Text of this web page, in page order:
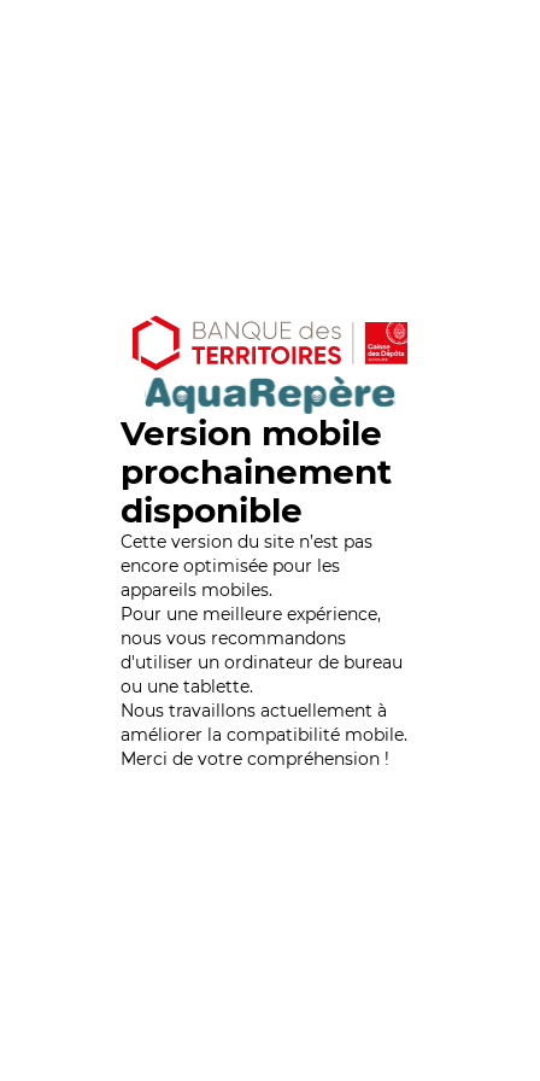
Version mobile
prochainement
disponible
Cette version du site n’est pas
encore optimisée pour les
appareils mobiles.
Pour une meilleure expérience,
nous vous recommandons
d'utiliser un ordinateur de bureau
ou une tablette.
Nous travaillons actuellement à
améliorer la compatibilité mobile.
Merci de votre compréhension !